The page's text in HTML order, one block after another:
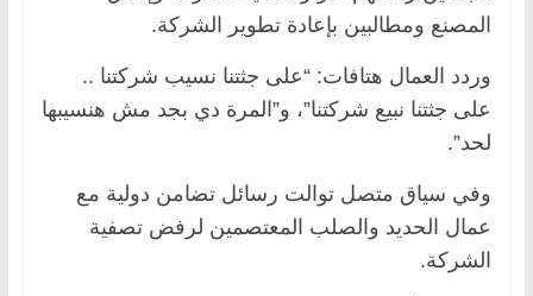
المصنع ومطالبين بإعادة تطوير الشركة.
وردد العمال هتافات: “على جثتنا نسيب شركتنا ..
على جثتنا نبيع شركتنا”، و”المرة دي بجد مش هنسيبها
لحد”.
وفي سياق متصل توالت رسائل تضامن دولية مع
عمال الحديد والصلب المعتصمين لرفض تصفية
الشركة.